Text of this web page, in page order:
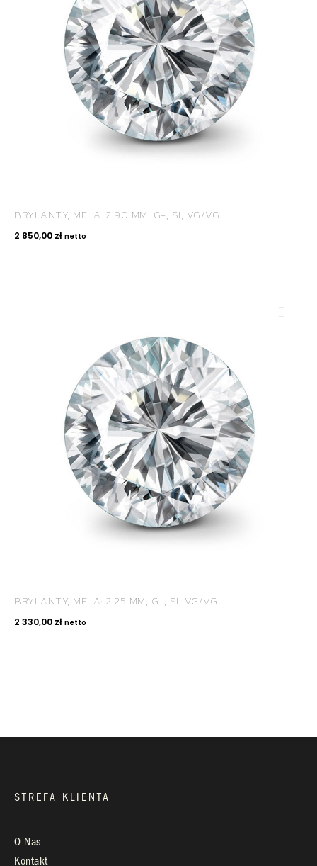
BRYLANTY, MELA: 2,90 MM, G+, SI, VG/VG
2 850,00 zł netto
BRYLANTY, MELA: 2,25 MM, G+, SI, VG/VG
2 330,00 zł netto
ROYAL DIAMONDS
Diamenty | Biżuteria | Kamienie dla jubilerów
SALON SPRZEDAŻY
KONTAKT
STREFA KLIENTA
O Nas
Kontakt